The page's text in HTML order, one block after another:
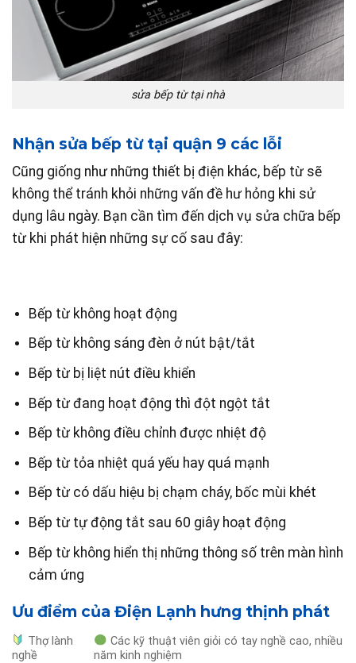
sửa bếp từ tại nhà
Nhận sửa bếp từ tại quận 9 các lỗi
Cũng giống như những thiết bị điện khác, bếp từ sẽ
không thể tránh khỏi những vấn đề hư hỏng khi sử
dụng lâu ngày. Bạn cần tìm đến dịch vụ sửa chữa bếp
từ khi phát hiện những sự cố sau đây:
Bếp từ không hoạt động
Bếp từ không sáng đèn ở nút bật/tắt
Bếp từ bị liệt nút điều khiển
Bếp từ đang hoạt động thì đột ngột tắt
Bếp từ không điều chỉnh được nhiệt độ
Bếp từ tỏa nhiệt quá yếu hay quá mạnh
Bếp từ có dấu hiệu bị chạm cháy, bốc mùi khét
Bếp từ tự động tắt sau 60 giây hoạt động
Bếp từ không hiển thị những thông số trên màn hình
cảm ứng
Ưu điểm của Điện Lạnh hưng thịnh phát
Thợ lành
nghề
Các kỹ thuật viên giỏi có tay nghề cao, nhiều
năm kinh nghiệm